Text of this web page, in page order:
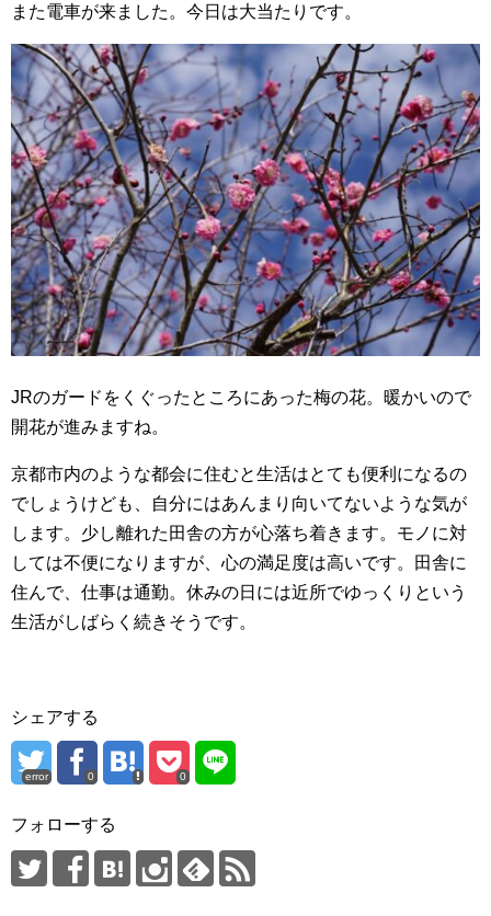
また電車が来ました。今日は大当たりです。
JRのガードをくぐったところにあった梅の花。暖かいので
開花が進みますね。
京都市内のような都会に住むと生活はとても便利になるの
でしょうけども、自分にはあんまり向いてないような気が
します。少し離れた田舎の方が心落ち着きます。モノに対
しては不便になりますが、心の満足度は高いです。田舎に
住んで、仕事は通勤。休みの日には近所でゆっくりという
生活がしばらく続きそうです。
シェアする
error 0 0
フォローする